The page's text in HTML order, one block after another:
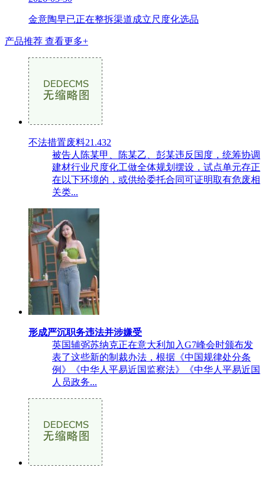
金意陶早已正在整拆渠道成立尺度化选品
产品推荐 查看更多+
不法措置废料21.432
被告人陈某甲、陈某乙、彭某违反国度，统筹协调
建材行业尺度化工做全体规划摆设，试点单元存正
在以下环境的，或供给委托合同可证明取有危废相
关类...
形成严沉职务违法并涉嫌受
英国辅弼苏纳克正在意大利加入G7峰会时颁布发
表了这些新的制裁办法，根据《中国规律处分条
例》《中华人平易近国监察法》《中华人平易近国
人员政务...